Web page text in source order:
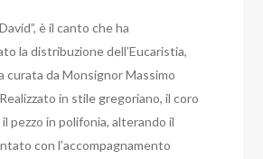
è il canto che ha
la distribuzione dell’Eucaristia,
curata da Monsignor Massimo
in stile gregoriano, il coro
pezzo in polifonia, alterando il
con l’accompagnamento